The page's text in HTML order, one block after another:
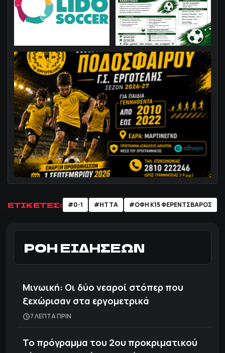
ΕΤΙΚΕΤΕΣ: #0-1 #ΗΤΤΑ #ΟΦΗ Κ15 ΦΕΡΕΝΤΣΒΑΡΟΣ
ΡΟΗ ΕΙΔΗΣΕΩΝ
Μινωική: Οι δύο νεαροί στόπερ που
ξεχώρισαν στα εργομετρικά
7 ΛΕΠΤΑ ΠΡΙΝ
Το πρόγραμμα του 2ου προκριματικού